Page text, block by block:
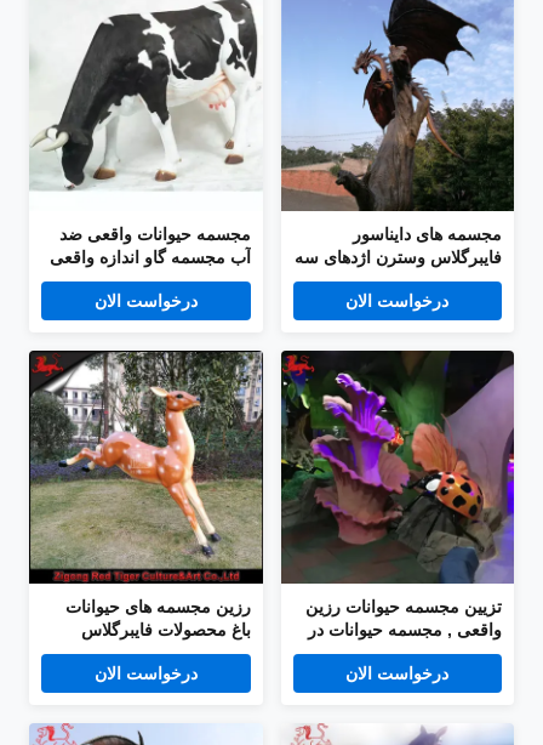
مجسمه های دایناسور
فایبرگلاس وسترن اژدهای سه
بعدی پارک ماجراجویی
درخواست الان
مجسمه حیوانات واقعی ضد
آب مجسمه گاو اندازه واقعی
و سفارشی موجود است
درخواست الان
تزیین مجسمه حیوانات رزین
واقعی , مجسمه حیوانات در
اندازه واقعی
درخواست الان
رزین مجسمه های حیوانات
باغ محصولات فایبرگلاس
سفارشی ضد آفتاب
درخواست الان